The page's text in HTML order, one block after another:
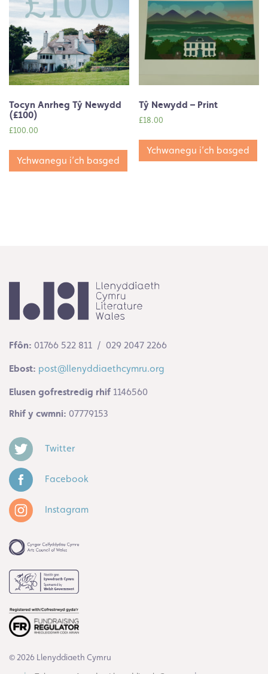
Tocyn Anrheg Tŷ Newydd
(£100)
£100.00
Ychwanegu i’ch basged
Tŷ Newydd – Print
£18.00
Ychwanegu i’ch basged
Ffôn: 01766 522 811 / 029 2047 2266
Ebost: post@llenyddiaethcymru.org
Elusen gofrestredig rhif 1146560
Rhif y cwmni: 07779153
Twitter
Facebook
Instagram
© 2026 Llenyddiaeth Cymru